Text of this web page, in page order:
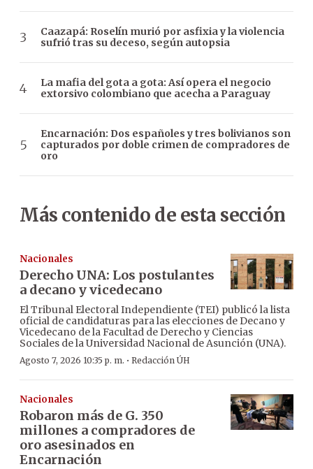
Caazapá: Roselín murió por asfixia y la violencia
sufrió tras su deceso, según autopsia
La mafia del gota a gota: Así opera el negocio
extorsivo colombiano que acecha a Paraguay
Encarnación: Dos españoles y tres bolivianos son
capturados por doble crimen de compradores de
oro
Más contenido de esta sección
Nacionales
Derecho UNA: Los postulantes
a decano y vicedecano
El Tribunal Electoral Independiente (TEI) publicó la lista
oficial de candidaturas para las elecciones de Decano y
Vicedecano de la Facultad de Derecho y Ciencias
Sociales de la Universidad Nacional de Asunción (UNA).
Agosto 7, 2026 10:35 p. m. · Redacción ÚH
Nacionales
Robaron más de G. 350
millones a compradores de
oro asesinados en
Encarnación